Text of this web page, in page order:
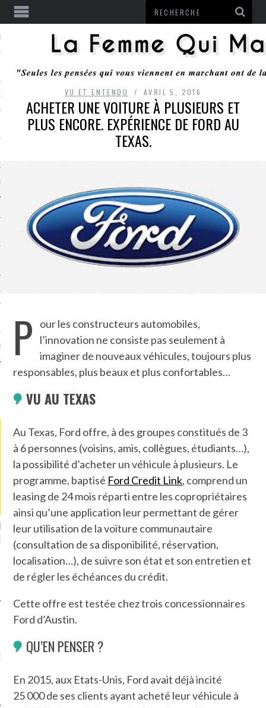
RESTER
MONROZIER
ARCACHON
LA PHOTO
ATTACHÉS À LA
DE L’AMBASSADE
À PARIS. POURQUOI
? POUR QUI ?
UN GRONDIN FOURRÉ AUX
CHAMPIGNONS ET AUX
LARDONS DANS LA HALLE
DE DAX. ET POURQUOI PAS
MES DERNIERS
SUR FACEBOOK
VU ET ENTENDU AVRIL 5, 2016
ACHETER UNE VOITURE À PLUSIEURS ET
PLUS ENCORE. EXPÉRIENCE DE FORD AU
TEXAS.
P
our les constructeurs automobiles,
l’innovation ne consiste pas seulement à
imaginer de nouveaux véhicules, toujours plus
responsables, plus beaux et plus confortables…
VU AU TEXAS
Au Texas, Ford offre, à des groupes constitués de 3
à 6 personnes (voisins, amis, collègues, étudiants…),
la possibilité d’acheter un véhicule à plusieurs. Le
programme, baptisé Ford Credit Link, comprend un
leasing de 24 mois réparti entre les copropriétaires
ainsi qu’une application leur permettant de gérer
leur utilisation de la voiture communautaire
(consultation de sa disponibilité, réservation,
localisation…), de suivre son état et son entretien et
de régler les échéances du crédit.
Cette offre est testée chez trois concessionnaires
Ford d’Austin.
QU’EN PENSER ?
En 2015, aux Etats-Unis, Ford avait déjà incité
25 000 de ses clients ayant acheté leur véhicule à